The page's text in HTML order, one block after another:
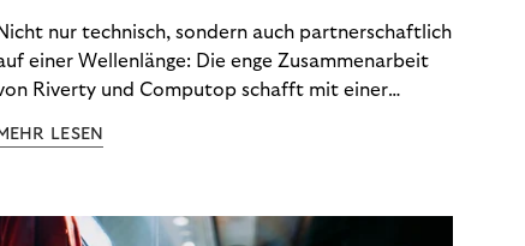
Nicht nur technisch, sondern auch partnerschaftlich
einer Wellenlänge: Die enge Zusammenarbeit
Riverty und Computop schafft mit einer
echte Mehrwerte für Händler.
LESEN